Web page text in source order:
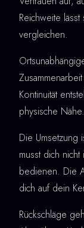
Reichweite
vergleichen.
Kontinuität
physische Nähe.
Die Umsetzung
musst dich
bedienen. Die
dich auf dein
Rückschläge